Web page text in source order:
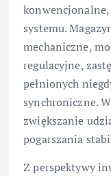
konwencjonalne,
systemu.
mechaniczne,
regulacyjne,
pełnionych
synchroniczne.
zwiększanie
pogarszania
Z perspektywy